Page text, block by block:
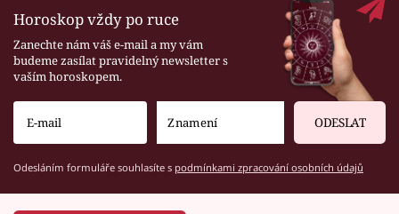
Horoskop vždy po ruce
Zanechte nám váš e-mail a my vám
budeme zasílat pravidelný newsletter s
vaším horoskopem.
ODESLAT
Odesláním formuláře souhlasíte s podmínkami zpracování osobních údajů